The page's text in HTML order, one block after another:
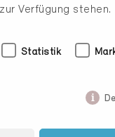
Minergie
Verfügung stehen.
Statistik